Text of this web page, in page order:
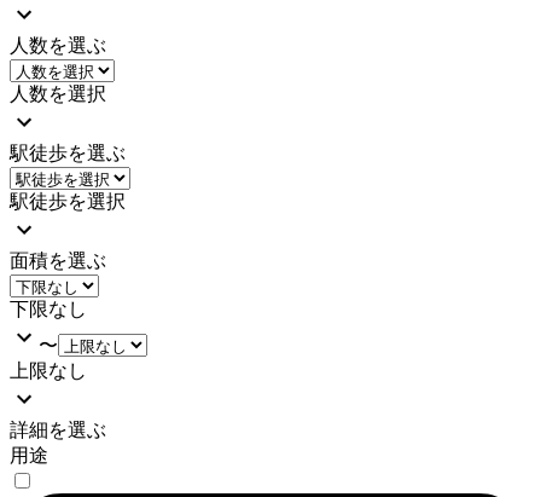
人数を選ぶ
人数を選択
駅徒歩を選ぶ
駅徒歩を選択
面積を選ぶ
下限なし
〜
上限なし
詳細を選ぶ
用途